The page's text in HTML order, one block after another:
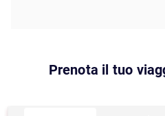
Prenota il tuo